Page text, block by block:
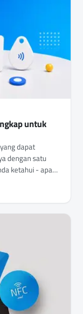
untuk
dapat
dengan satu
ketahui - apa
dibeli, dan 15+